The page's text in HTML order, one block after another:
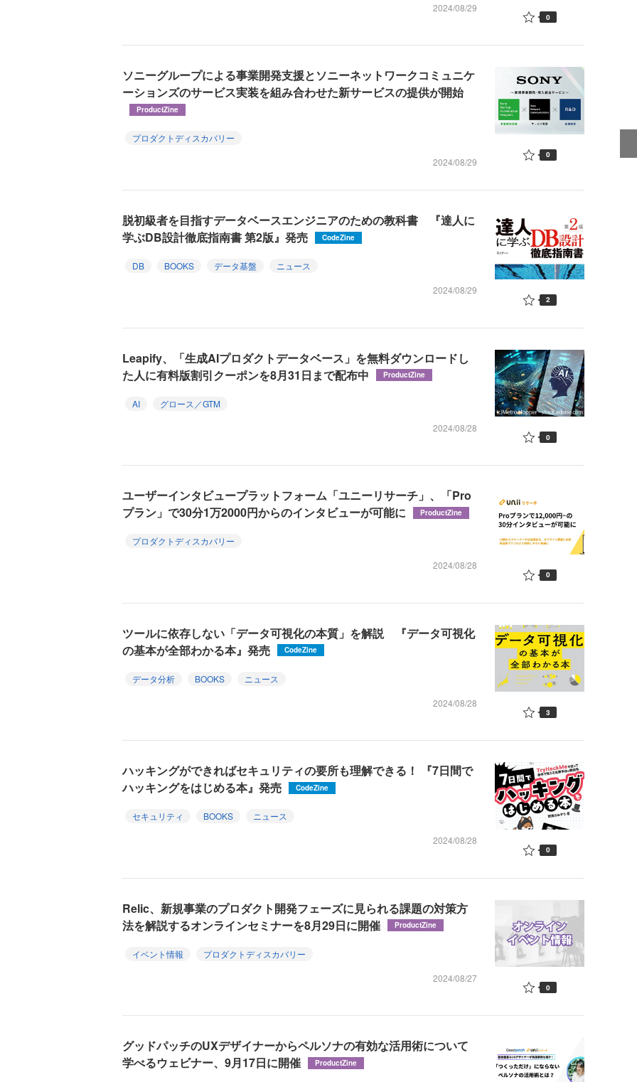
2024/08/29
0
ソニーグループによる事業開発支援とソニーネットワークコミュニケ
ーションズのサービス実装を組み合わせた新サービスの提供が開始
ProductZine
プロダクトディスカバリー
2024/08/29
0
脱初級者を目指すデータベースエンジニアのための教科書 『達人に
学ぶDB設計徹底指南書 第2版』発売
CodeZine
DB BOOKS データ基盤
ニュース
2024/08/29
2
Leapify、「生成AIプロダクトデータベース」を無料ダウンロードし
た人に有料版割引クーポンを8月31日まで配布中
ProductZine
AI
グロース／GTM
2024/08/28
0
ユーザーインタビュープラットフォーム「ユニーリサーチ」、「Pro
プラン」で30分1万2000円からのインタビューが可能に
ProductZine
プロダクトディスカバリー
2024/08/28
0
ツールに依存しない「データ可視化の本質」を解説 『データ可視化
の基本が全部わかる本』発売
CodeZine
データ分析 BOOKS
ニュース
2024/08/28
3
ハッキングができればセキュリティの要所も理解できる！ 『7日間で
ハッキングをはじめる本』発売
CodeZine
セキュリティ BOOKS
ニュース
2024/08/28
0
Relic、新規事業のプロダクト開発フェーズに見られる課題の対策方
法を解説するオンラインセミナーを8月29日に開催
ProductZine
イベント情報
プロダクトディスカバリー
2024/08/27
0
グッドパッチのUXデザイナーからペルソナの有効な活用術について
学べるウェビナー、9月17日に開催
ProductZine